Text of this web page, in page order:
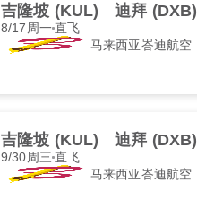
吉隆坡 (KUL) 迪拜 (DXB)
8/17周一直飞
马来西亚峇迪航空
吉隆坡 (KUL) 迪拜 (DXB)
9/30周三 直飞
马来西亚峇迪航空